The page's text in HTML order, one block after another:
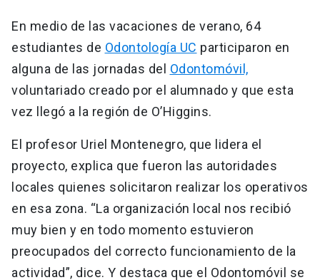
En medio de las vacaciones de verano, 64
estudiantes de Odontología UC participaron en
alguna de las jornadas del Odontomóvil,
voluntariado creado por el alumnado y que esta
vez llegó a la región de O’Higgins.
El profesor Uriel Montenegro, que lidera el
proyecto, explica que fueron las autoridades
locales quienes solicitaron realizar los operativos
en esa zona. “La organización local nos recibió
muy bien y en todo momento estuvieron
preocupados del correcto funcionamiento de la
actividad”, dice. Y destaca que el Odontomóvil se